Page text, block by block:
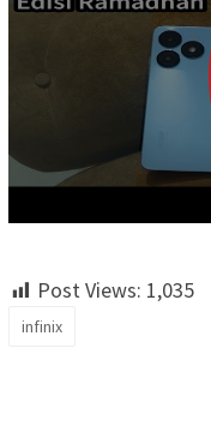
Post Views: 1,035
infinix